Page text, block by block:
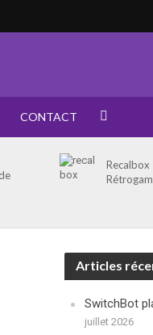
CONTACT
Recalbox
Articles
SwitchBot
juillet 2026